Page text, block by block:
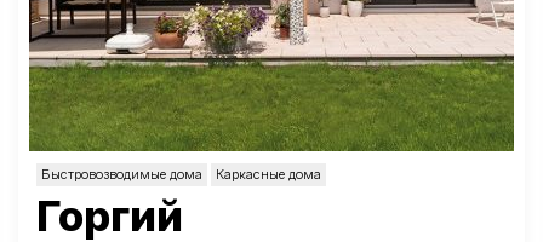
Быстровозводимые дома Каркасные дома
Горгий